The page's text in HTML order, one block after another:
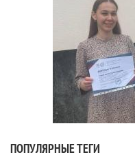
ПОПУЛЯРНЫЕ ТЕГИ